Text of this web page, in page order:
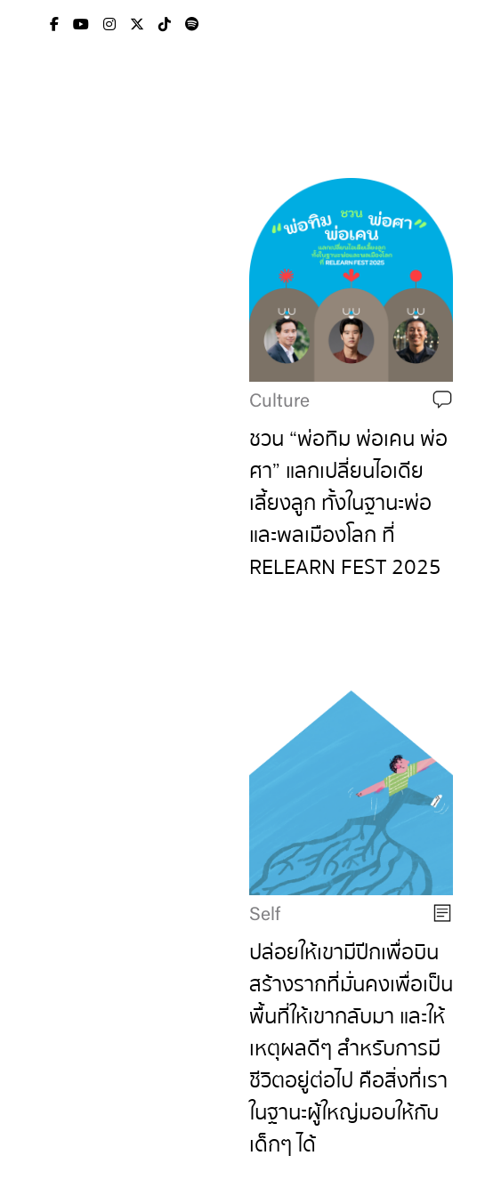
Culture
ชวน “พ่อทิม พ่อเคน พ่อ
ศา” แลกเปลี่ยนไอเดีย
เลี้ยงลูก ทั้งในฐานะพ่อ
และพลเมืองโลก ที่
RELEARN FEST 2025
Self
ปล่อยให้เขามีปีกเพื่อบิน
สร้างรากที่มั่นคงเพื่อเป็น
พื้นที่ให้เขากลับมา และให้
เหตุผลดีๆ สำหรับการมี
ชีวิตอยู่ต่อไป คือสิ่งที่เรา
ในฐานะผู้ใหญ่มอบให้กับ
เด็กๆ ได้